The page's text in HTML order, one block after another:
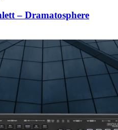
– Dramatosphere